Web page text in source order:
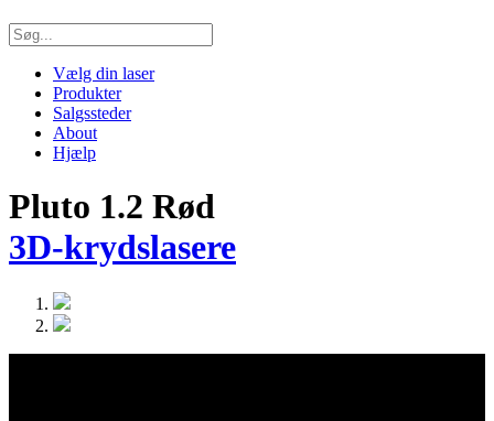
Vælg din laser
Produkter
Salgssteder
About
Hjælp
Pluto 1.2 Rød
3D-krydslasere